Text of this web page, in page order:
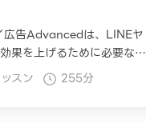
広告Advancedは、LINEヤ
果を上げるために必要な機
認められた資格です。本
定資格を受講・受験いた
スン 255分